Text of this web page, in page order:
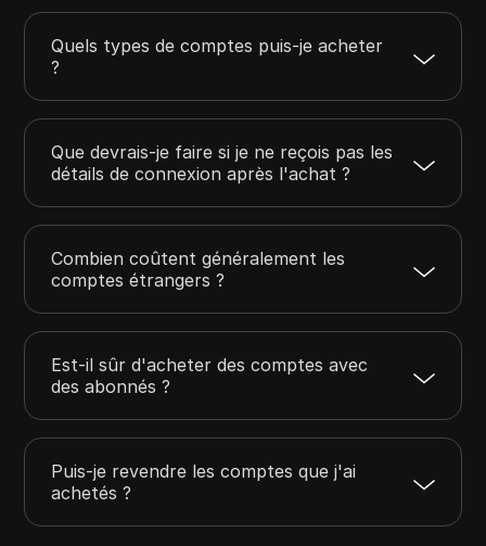
Quels types de comptes puis-je acheter
?
Que devrais-je faire si je ne reçois pas les
détails de connexion après l'achat ?
Combien coûtent généralement les
comptes étrangers ?
Est-il sûr d'acheter des comptes avec
des abonnés ?
Puis-je revendre les comptes que j'ai
achetés ?